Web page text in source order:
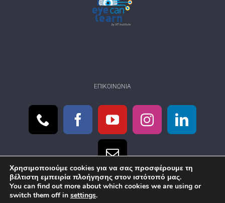
ΕΠΙΚΟΙΝΩΝΊΑ
Χρησιμοποιούμε cookies για να σας προσφέρουμε τη
βέλτιστη εμπειρία πλοήγησης στον ιστότοπό μας.
You can find out more about which cookies we are using or
switch them off in settings.